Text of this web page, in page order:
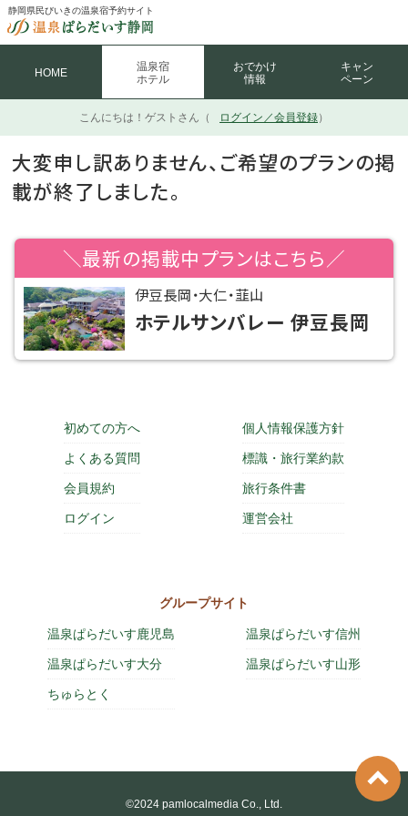
静岡県民びいきの温泉宿予約サイト
HOME
温泉宿
ホテル
おでかけ
情報
キャン
ペーン
こんにちは！ ゲストさん（ ログイン／会員登録）
大変申し訳ありません、ご希望のプランの掲
載が終了しました。
＼最新の掲載中プランはこちら／
伊豆長岡・大仁・韮山
ホテルサンバレー 伊豆長岡
初めての方へ
よくある質問
会員規約
ログイン
個人情報保護方針
標識・旅行業約款
旅行条件書
運営会社
グループサイト
温泉ぱらだいす鹿児島
温泉ぱらだいす大分
ちゅらとく
温泉ぱらだいす信州
温泉ぱらだいす山形
©2024 pamlocalmedia Co., Ltd.